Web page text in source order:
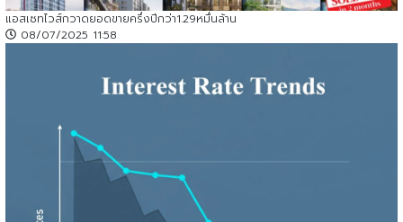
แอสเซทไวส์กวาดยอดขายครึ่งปีกว่า1.29หมื่นล้าน
08/07/2025 11:58